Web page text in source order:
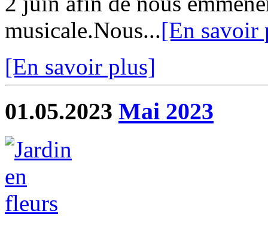
musicale.Nous...[En savoir
[En savoir plus]
01.05.2023 Mai 2023